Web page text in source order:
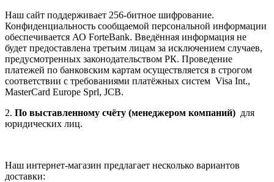
Наш сайт поддерживает 256-битное шифрование.
Конфиденциальность сообщаемой персональной информации
обеспечивается АО ForteBank. Введённая информация не
будет предоставлена третьим лицам за исключением случаев,
предусмотренных законодательством РК. Проведение
платежей по банковским картам осуществляется в строгом
соответствии с требованиями платёжных систем Visa Int.,
MasterCard Europe Sprl, JCB.
2. По выставленному счёту (менеджером компаний) для
юридических лиц.
Наш интернет-магазин предлагает несколько вариантов
доставки: